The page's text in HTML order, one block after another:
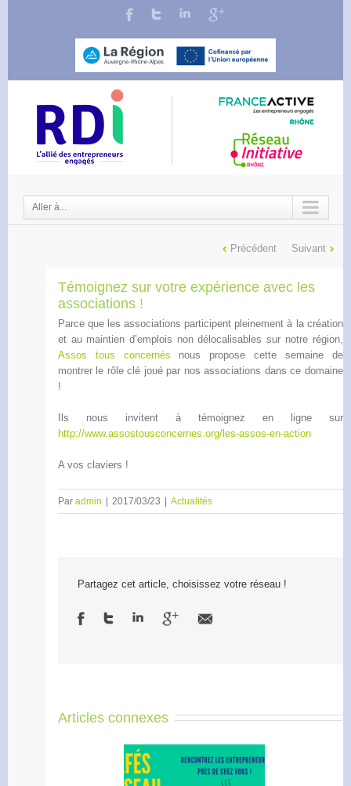
Aller à...
Précédent Suivant
Témoignez sur votre expérience avec les
associations !
Parce que les associations participent pleinement à la création
et au maintien d’emplois non délocalisables sur notre région,
Assos tous concernés nous propose cette semaine de
montrer le rôle clé joué par nos associations dans ce domaine
!
Ils nous invitent à témoignez en ligne sur
http://www.assostousconcernes.org/les-assos-en-action
A vos claviers !
Par admin 2017/03/23 Actualités
Partagez cet article, choisissez votre réseau !
Articles connexes